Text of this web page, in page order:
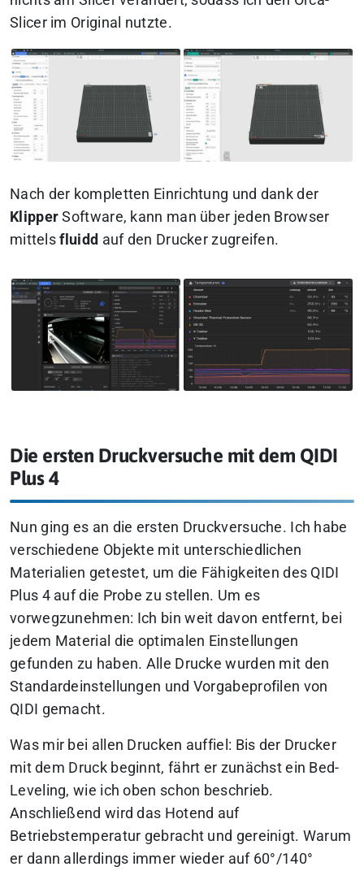
Slicer im Original nutzte.
Nach der kompletten Einrichtung und dank der
Klipper Software, kann man über jeden Browser
mittelsfluidd auf den Drucker zugreifen.
Die ersten Druckversuche mit dem QIDI
Plus 4
Nun ging es an die ersten Druckversuche. Ich habe
verschiedene Objekte mit unterschiedlichen
Materialien getestet, um die Fähigkeiten des QIDI
Plus 4 auf die Probe zu stellen. Um es
vorwegzunehmen: Ich bin weit davon entfernt, bei
jedem Material die optimalen Einstellungen
gefunden zu haben. Alle Drucke wurden mit den
Standardeinstellungen und Vorgabeprofilen von
QIDI gemacht.
Was mir bei allen Drucken auffiel: Bis der Drucker
mit dem Druck beginnt, fährt er zunächst ein Bed-
Leveling, wie ich oben schon beschrieb.
Anschließend wird das Hotend auf
Betriebstemperatur gebracht und gereinigt. Warum
er dann allerdings immer wieder auf 60°/140°